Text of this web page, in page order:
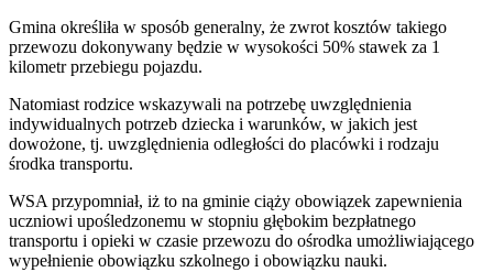
Gmina określiła w sposób generalny, że zwrot kosztów takiego
przewozu dokonywany będzie w wysokości 50% stawek za 1
kilometr przebiegu pojazdu.
Natomiast rodzice wskazywali na potrzebę uwzględnienia
indywidualnych potrzeb dziecka i warunków, w jakich jest
dowożone, tj. uwzględnienia odległości do placówki i rodzaju
środka transportu.
WSA przypomniał, iż to na gminie ciąży obowiązek zapewnienia
uczniowi upośledzonemu w stopniu głębokim bezpłatnego
transportu i opieki w czasie przewozu do ośrodka umożliwiającego
wypełnienie obowiązku szkolnego i obowiązku nauki.